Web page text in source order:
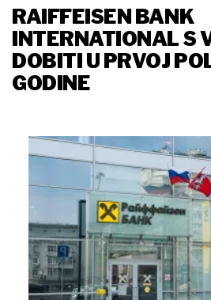
RAIFFEISEN BANK
INTERNATIONAL S
DOBITI U PRVOJ
GODINE